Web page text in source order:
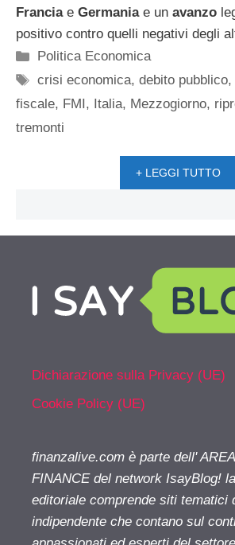
Franciae Germaniae un avanzo
positivo contro quelli negativi degli
Categorie
Politica Economica
Tag
crisi economica,debito pubblico
fiscale, FMI , Italia, Mezzogiorno,
tremonti
+ LEGGI TUTTO
Dichiarazione sulla Privacy (UE)
Cookie Policy (UE)
finanzalive.com è parte dell'
FINANCE del network IsayBlog!
editoriale comprende siti tematici
indipendente che contano sul